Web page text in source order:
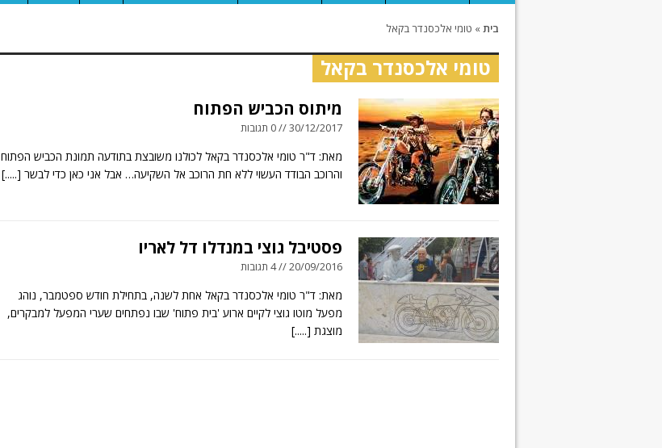
בית» טומי אלכסנדר בקאל
טומי אלכסנדר בקאל
מיתוס הכביש הפתוח
30/12/2017 // 0 תגובות
מאת: ד"ר טומי אלכסנדר בקאל לכולנו משובצת בתודעה תמונת הכביש הפתוח
והרוכב הבודד העשוי ללא חת הרוכב אל השקיעה… אבל אני כאן כדי לבשר [.....]
פסטיבל גוצי במנדלו דל לאריו
20/09/2016 // 4 תגובות
מאת: ד"ר טומי אלכסנדר בקאל אחת לשנה, בתחילת חודש ספטמבר, נוהג
מפעל מוטו גוצי לקיים ארוע 'בית פתוח' שבו נפתחים שערי המפעל למבקרים,
מוצגת [.....]